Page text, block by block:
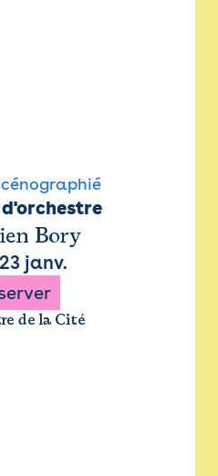
Bory
23 janv.
de la Cité